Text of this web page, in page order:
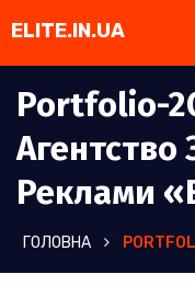
Portfolio-
Агентство
Реклами
ГОЛОВНА